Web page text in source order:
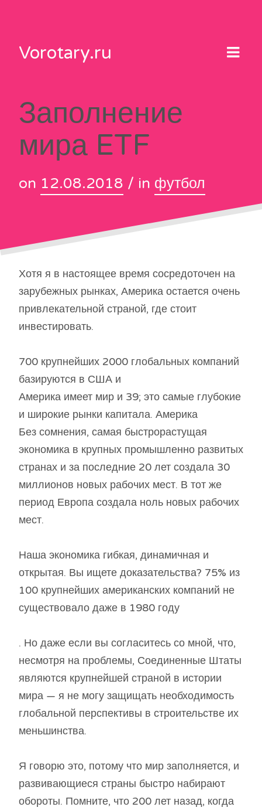
contentVorotary.ru
Заполнение
мира ETF
on 12.08.2018 / in футбол
Хотя я в настоящее время сосредоточен на
зарубежных рынках, Америка остается очень
привлекательной страной, где стоит
инвестировать.
700 крупнейших 2000 глобальных компаний
базируются в США и
Америка имеет мир и 39; это самые глубокие
и широкие рынки капитала. Америка
Без сомнения, самая быстрорастущая
экономика в крупных промышленно развитых
странах и за последние 20 лет создала 30
миллионов новых рабочих мест. В тот же
период Европа создала ноль новых рабочих
мест.
Наша экономика гибкая, динамичная и
открытая. Вы ищете доказательства? 75% из
100 крупнейших американских компаний не
существовало даже в 1980 году
. Но даже если вы согласитесь со мной, что,
несмотря на проблемы, Соединенные Штаты
являются крупнейшей страной в истории
мира — я не могу защищать необходимость
глобальной перспективы в строительстве их
меньшинства.
Я говорю это, потому что мир заполняется, и
развивающиеся страны быстро набирают
обороты. Помните, что 200 лет назад, когда